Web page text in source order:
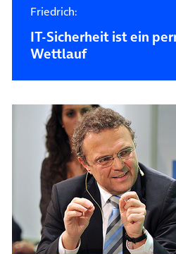
Friedrich:
IT-Sicherheit ist ein
Wettlauf